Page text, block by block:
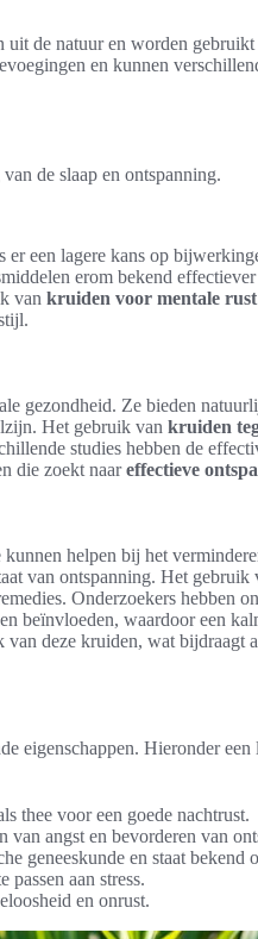
de natuur en worden
en kunnen
de slaap en ontspanning.
er een lagere kans op
erom bekend
van kruiden voor mentale rust
gezondheid. Ze bieden
Het gebruik van kruiden
studies hebben de
die zoekt naareffectieve
helpen bij het
van ontspanning. Het gebruik
Onderzoekers hebben
beïnvloeden, waardoor een
van deze kruiden, wat bijdraagt
eigenschappen. Hieronder
thee voor een goede nachtrust.
angst en bevorderen van
geneeskunde en staat bekend
passen aan stress.
en onrust.